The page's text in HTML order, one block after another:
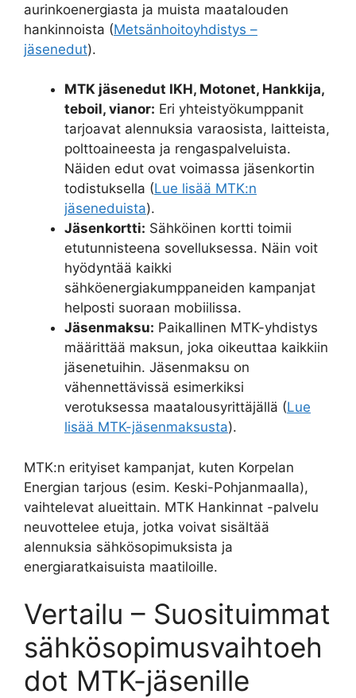
aurinkoenergiasta ja muista maatalouden
hankinnoista (Metsänhoitoyhdistys –
jäsenedut).
MTK jäsenedut IKH, Motonet, Hankkija,
teboil, vianor: Eri yhteistyökumppanit
tarjoavat alennuksia varaosista, laitteista,
polttoaineesta ja rengaspalveluista.
Näiden edut ovat voimassa jäsenkortin
todistuksella (Lue lisää MTK:n
jäseneduista).
Jäsenkortti: Sähköinen kortti toimii
etutunnisteena sovelluksessa. Näin voit
hyödyntää kaikki
sähköenergiakumppaneiden kampanjat
helposti suoraan mobiilissa.
Jäsenmaksu: Paikallinen MTK-yhdistys
määrittää maksun, joka oikeuttaa kaikkiin
jäsenetuihin. Jäsenmaksu on
vähennettävissä esimerkiksi
verotuksessa maatalousyrittäjällä (Lue
lisää MTK-jäsenmaksusta).
MTK:n erityiset kampanjat, kuten Korpelan
Energian tarjous (esim. Keski-Pohjanmaalla),
vaihtelevat alueittain. MTK Hankinnat -palvelu
neuvottelee etuja, jotka voivat sisältää
alennuksia sähkösopimuksista ja
energiaratkaisuista maatiloille.
Vertailu – Suosituimmat
sähkösopimusvaihtoeh
dot MTK-jäsenille